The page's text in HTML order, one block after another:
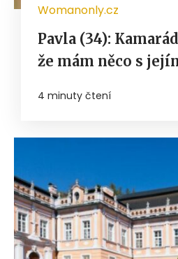
Womanonly.cz
Pavla (34):
že mám něco s
4 minuty čtení